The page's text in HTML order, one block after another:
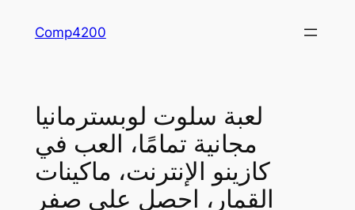
Comp4200
لعبة سلوت لوبسترمانيا
مجانية تمامًا، العب في
كازينو الإنترنت، ماكينات
القمار، احصل على صفر